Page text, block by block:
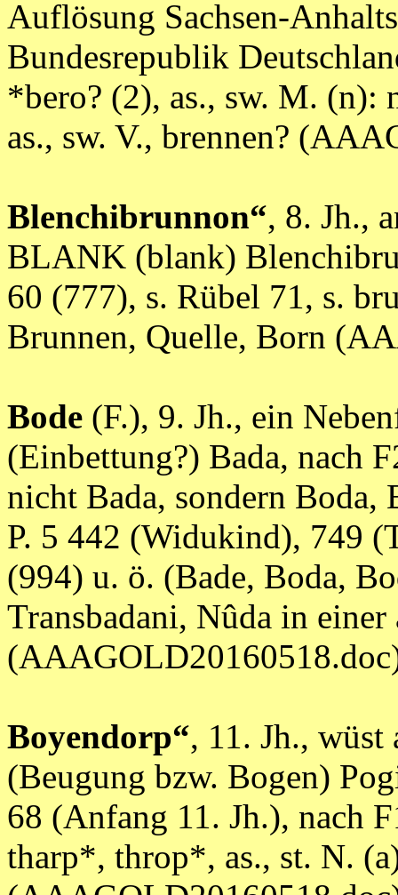
Auflösung Sachsen-
Bundesrepublik
*bero? (2), as., sw. M. (n):
as., sw. V., brennen?
Blenchibrunnon“, 8. Jh.,
BLANK (blank)
60 (777), s. Rübel 71, s.
Brunnen, Quelle, Born
Bode (F.), 9. Jh., ein
(Einbettung?) Bada, nach
nicht Bada, sondern Boda,
P. 5 442 (Widukind), 749
(994) u. ö. (Bade, Boda,
Transbadani, Nûda in einer
Boyendorp“, 11. Jh., wüst
(Beugung bzw. Bogen)
68 (Anfang 11. Jh.), nach
tharp*, throp*, as., st. N.